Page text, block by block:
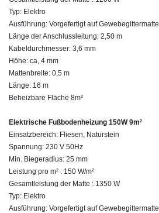
Typ: Elektro
Ausführung: Vorgefertigt auf Gewebegittermatte
Länge der Anschlussleitung: 2,50 m
Kabeldurchmesser: 3,6 mm
Höhe: ca, 4 mm
Mattenbreite: 0,5 m
Länge: 16 m
Beheizbare Fläche 8m²
Elektrische Fußbodenheizung 150W 9m²
Einsatzbereich: Fliesen, Naturstein
Spannung: 230 V 50Hz
Min. Biegeradius: 25 mm
Leistung pro m² : 150 W/m²
Gesamtleistung der Matte : 1350 W
Typ: Elektro
Ausführung: Vorgefertigt auf Gewebegittermatte